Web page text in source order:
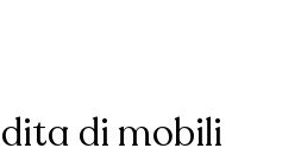
di mobili